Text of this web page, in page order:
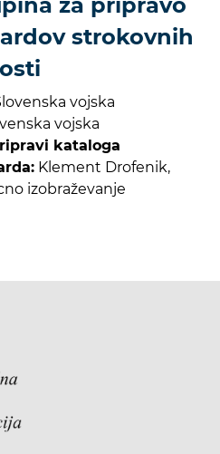
strokovnih
vojska
vojska
kataloga
Klement Drofenik,
izobraževanje